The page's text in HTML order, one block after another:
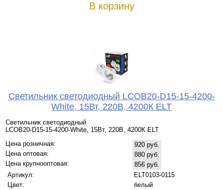
В корзину
Светильник светодиодный LCOB20-D15-15-4200-
White, 15Вт, 220В, 4200К ELT
Светильник светодиодный
LCOB20-D15-15-4200-White, 15Вт, 220В, 4200К ELT
Цена розничная:
920 руб.
Цена оптовая:
880 руб.
Цена крупнооптовая:
856 руб.
Артикул:
ELT0103-0115
Цвет:
белый